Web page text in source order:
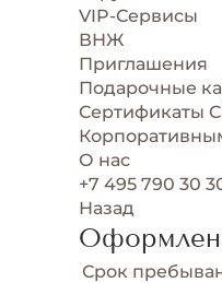
VIP-Сервисы
ВНЖ
Приглашения
Подарочные
Сертификаты
О нас
+7 495 790 30
Назад
Срок